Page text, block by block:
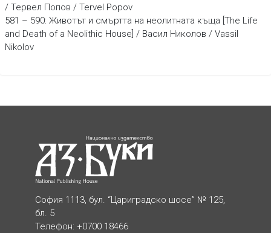
/ Тервел Попов / Tervel Popov
581 – 590: Животът и смъртта на неолитната къща [The Life
and Death of a Neolithic House] / Васил Николов / Vassil
Nikolov
София 1113, бул. “Цариградско шосе” № 125,
бл. 5
Телефон: +0700 18466